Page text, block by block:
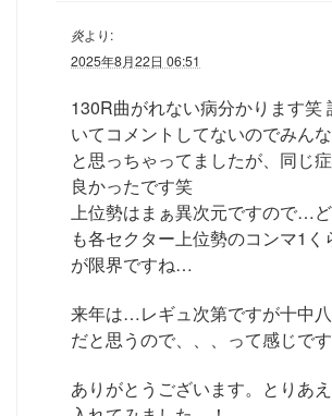
炎より:
2025年8月22日 06:51
130R曲がれない病分かります笑
いてコメントしてないのでみん
と思っちゃってましたが、同じ
良かったです笑
上位勢はまぁ異次元ですので…
も各セクター上位勢のコンマ1く
が限界ですね…
来年は…レギュ次第ですが十中
だと思うので、、、って感じで
ありがとうございます。とりあ